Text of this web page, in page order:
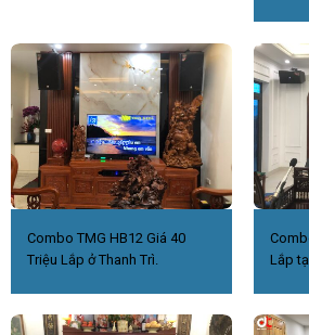
Combo TMG HB12 Giá 40
Triệu Lắp ở Thanh Trì.
Lắp